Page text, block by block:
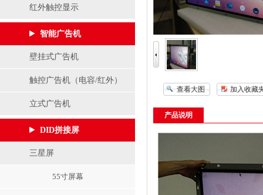
红外触控显示
智能广告机
壁挂式广告机
触控广告机（电容/红外）
立式广告机
DID拼接屏
三星屏
55寸屏幕
查看大图 加入收藏
产品说明